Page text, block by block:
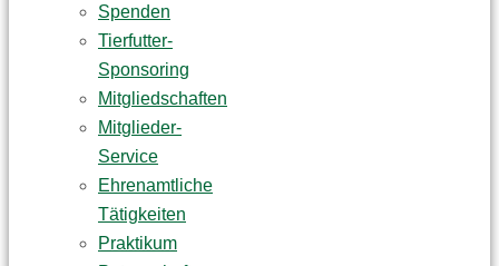
Spenden
Tierfutter-
Sponsoring
Mitgliedschaften
Mitglieder-
Service
Ehrenamtliche
Tätigkeiten
Praktikum